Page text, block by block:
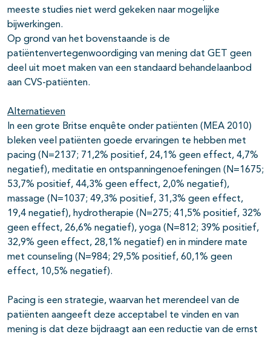
meeste studies niet werd gekeken naar mogelijke
bijwerkingen.
Op grond van het bovenstaande is de
patiëntenvertegenwoordiging van mening dat GET geen
deel uit moet maken van een standaard behandelaanbod
aan CVS-patiënten.
Alternatieven
In een grote Britse enquête onder patiënten (MEA 2010)
bleken veel patiënten goede ervaringen te hebben met
pacing (N=2137; 71,2% positief, 24,1% geen effect, 4,7%
negatief), meditatie en ontspanningenoefeningen (N=1675;
53,7% positief, 44,3% geen effect, 2,0% negatief),
massage (N=1037; 49,3% positief, 31,3% geen effect,
19,4 negatief), hydrotherapie (N=275; 41,5% positief, 32%
geen effect, 26,6% negatief), yoga (N=812; 39% positief,
32,9% geen effect, 28,1% negatief) en in mindere mate
met counseling (N=984; 29,5% positief, 60,1% geen
effect, 10,5% negatief).
Pacing is een strategie, waarvan het merendeel van de
patiënten aangeeft deze acceptabel te vinden en van
mening is dat deze bijdraagt aan een reductie van de ernst